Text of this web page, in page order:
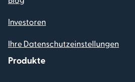
Investoren
Ihre Datenschutzeinstellungen
Produkte